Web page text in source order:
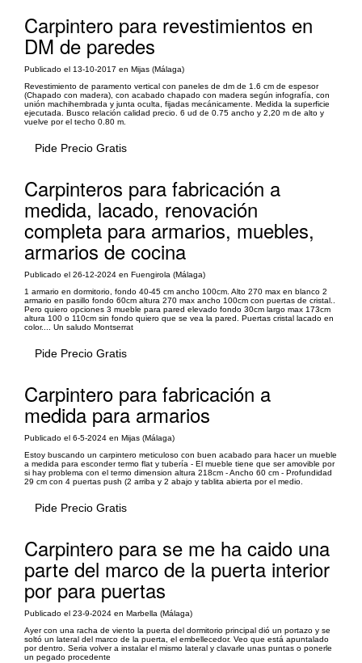
Carpintero para revestimientos en
DM de paredes
Publicado el 13-10-2017 en Mijas (Málaga)
Revestimiento de paramento vertical con paneles de dm de 1.6 cm de espesor
(Chapado con madera), con acabado chapado con madera según infografía, con
unión machihembrada y junta oculta, fijadas mecánicamente. Medida la superficie
ejecutada. Busco relación calidad precio. 6 ud de 0.75 ancho y 2,20 m de alto y
vuelve por el techo 0.80 m.
Pide Precio Gratis
Carpinteros para fabricación a
medida, lacado, renovación
completa para armarios, muebles,
armarios de cocina
Publicado el 26-12-2024 en Fuengirola (Málaga)
1 armario en dormitorio, fondo 40-45 cm ancho 100cm. Alto 270 max en blanco 2
armario en pasillo fondo 60cm altura 270 max ancho 100cm con puertas de cristal..
Pero quiero opciones 3 mueble para pared elevado fondo 30cm largo max 173cm
altura 100 o 110cm sin fondo quiero que se vea la pared. Puertas cristal lacado en
color.... Un saludo Montserrat
Pide Precio Gratis
Carpintero para fabricación a
medida para armarios
Publicado el 6-5-2024 en Mijas (Málaga)
Estoy buscando un carpintero meticuloso con buen acabado para hacer un mueble
a medida para esconder termo flat y tubería - El mueble tiene que ser amovible por
si hay problema con el termo dimension altura 218cm - Ancho 60 cm - Profundidad
29 cm con 4 puertas push (2 arriba y 2 abajo y tablita abierta por el medio.
Pide Precio Gratis
Carpintero para se me ha caido una
parte del marco de la puerta interior
por para puertas
Publicado el 23-9-2024 en Marbella (Málaga)
Ayer con una racha de viento la puerta del dormitorio principal dió un portazo y se
soltó un lateral del marco de la puerta, el embellecedor. Veo que está apuntalado
por dentro. Seria volver a instalar el mismo lateral y clavarle unas puntas o ponerle
un pegado procedente